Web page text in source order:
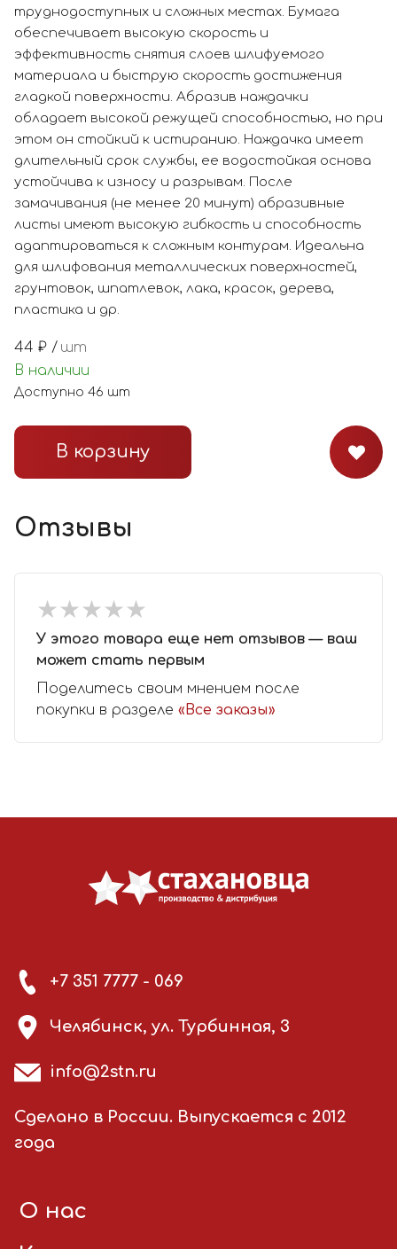
труднодоступных и сложных местах. Бумага
обеспечивает высокую скорость и
эффективность снятия слоев шлифуемого
материала и быструю скорость достижения
гладкой поверхности. Абразив наждачки
обладает высокой режущей способностью, но при
этом он стойкий к истиранию. Наждачка имеет
длительный срок службы, ее водостойкая основа
устойчива к износу и разрывам. После
замачивания (не менее 20 минут) абразивные
листы имеют высокую гибкость и способность
адаптироваться к сложным контурам. Идеальна
для шлифования металлических поверхностей,
грунтовок, шпатлевок, лака, красок, дерева,
пластика и др.
44 ₽ / шт
В наличии
Доступно 46 шт
В корзину
Отзывы
★★★★★
★★★★★
У этого товара еще нет отзывов — ваш
может стать первым
Поделитесь своим мнением после
покупки в разделе «Все заказы»
+7 351 7777 - 069
Челябинск, ул. Турбинная, 3
info@2stn.ru
Сделано в России. Выпускается с 2012
года
О нас